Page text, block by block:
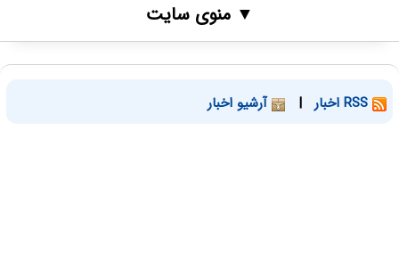
▼ منوی سایت
| آرشیو اخبار